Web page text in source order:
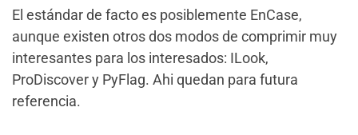
El estándar de facto es posiblemente EnCase,
aunque existen otros dos modos de comprimir muy
interesantes para los interesados: ILook,
ProDiscover y PyFlag. Ahi quedan para futura
referencia.